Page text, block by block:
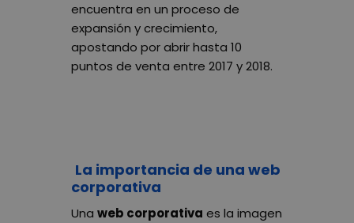
encuentra en un proceso de
expansión y crecimiento,
apostando por abrir hasta 10
puntos de venta entre 2017 y 2018.
La importancia de una web
corporativa
Una web corporativa es la imagen